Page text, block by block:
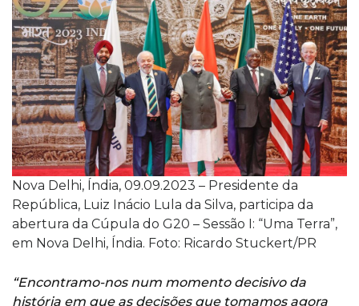
Nova Delhi, Índia, 09.09.2023 – Presidente da
República, Luiz Inácio Lula da Silva, participa da
abertura da Cúpula do G20 – Sessão I: “Uma Terra”,
em Nova Delhi, Índia. Foto: Ricardo Stuckert/PR
“Encontramo-nos num momento decisivo da
história em que as decisões que tomamos agora